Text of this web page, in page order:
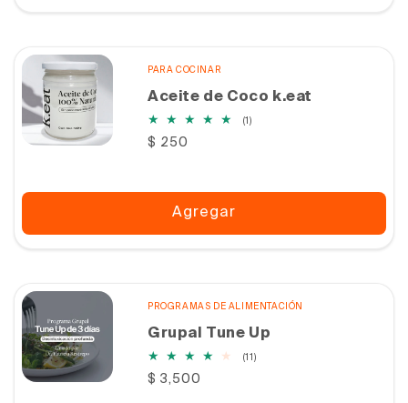
PARA COCINAR
Aceite de Coco k.eat
(1)1
Precio
$ 250
Agregar
PROGRAMAS DE ALIMENTACIÓN
Grupal Tune Up
(11)11
Precio
$ 3,500